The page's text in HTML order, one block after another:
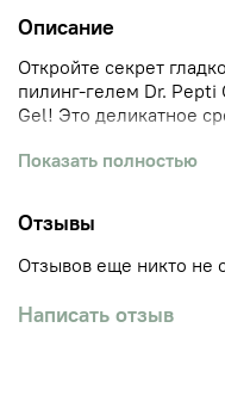
Описание
Откройте секрет
пилинг‑гелем Dr.
Gel! Это деликатное
омертвевшие клетки и
Почему стоит выбрать
Двойное действие.
отшелушивание для
Показать полностью
Отзывы
Отзывов еще никто не
Написать отзыв